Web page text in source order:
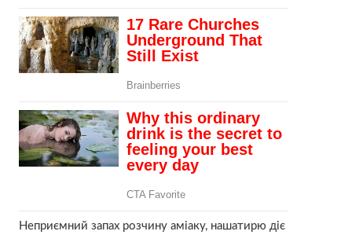
Неприємний запах розчину аміaку, нашатирю діє